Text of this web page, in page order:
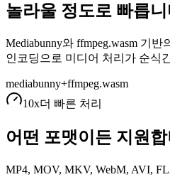
놀라울 정도로 빠릅
Mediabunny와 ffmpeg.wasm 기
인코딩으로 미디어 처리가 순식
mediabunny+ffmpeg.wasm
10x더 빠른 처리
어떤 포맷이든 지원
MP4, MOV, MKV, WebM, AVI,